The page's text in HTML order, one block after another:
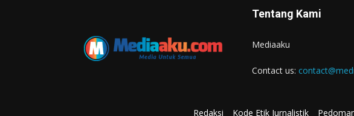
Tentang Kami
Mediaaku
Contact us:
Redaksi Kode Etik Jurnalistik